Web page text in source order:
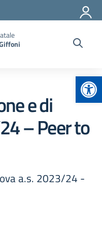
e di
– Peer to
a.s. 2023/24 -